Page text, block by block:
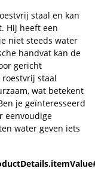
staal en kan
Hij heeft een
niet steeds water
handvat kan de
gericht
staal
wat betekent
je geïnteresseerd
eenvoudige
water geven iets